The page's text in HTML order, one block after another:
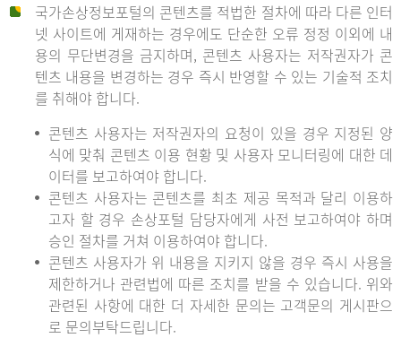
국가손상정보포털의 콘텐츠를 적법한 절차에 따라 다른 인터
넷 사이트에 게재하는 경우에도 단순한 오류 정정 이외에 내
용의 무단변경을 금지하며, 콘텐츠 사용자는 저작권자가 콘
텐츠 내용을 변경하는 경우 즉시 반영할 수 있는 기술적 조치
를 취해야 합니다.
콘텐츠 사용자는 저작권자의 요청이 있을 경우 지정된 양
식에 맞춰 콘텐츠 이용 현황 및 사용자 모니터링에 대한 데
이터를 보고하여야 합니다.
콘텐츠 사용자는 콘텐츠를 최초 제공 목적과 달리 이용하
고자 할 경우 손상포털 담당자에게 사전 보고하여야 하며
승인 절차를 거쳐 이용하여야 합니다.
콘텐츠 사용자가 위 내용을 지키지 않을 경우 즉시 사용을
제한하거나 관련법에 따른 조치를 받을 수 있습니다. 위와
관련된 사항에 대한 더 자세한 문의는 고객문의 게시판으
로 문의부탁드립니다.